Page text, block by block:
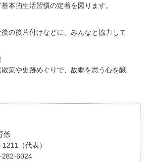
本的生活習慣の定着を図ります。
の後片付けなどに、みんなと協力して
策や史跡めぐりで、故郷を思う心を醸
係
（代表）
282-6024